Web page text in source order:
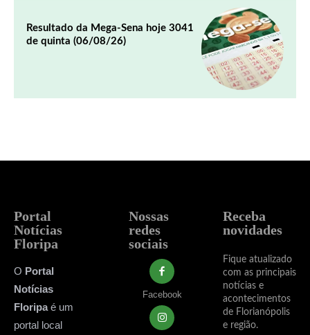
Resultado da Mega-Sena hoje 3041
de quinta (06/08/26)
Portal
Notícias
Floripa
O Portal
Notícias
Floripaé um
portal local
Nossas
redes
sociais
Facebook
Receba
novidades
Fique atualizado
com as principais
notícias e
acontecimentos
de Florianópolis
e região.